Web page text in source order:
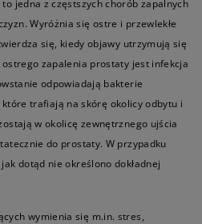
jedna z częstszych chorób zapalnych
Wyróżnia się ostre i przewlekłe
się, kiedy objawy utrzymują się
zapalenia prostaty jest infekcja
odpowiadają bakterie
trafiają na skórę okolicy odbytu i
w okolicę zewnętrznego ujścia
do prostaty. W przypadku
dotąd nie określono dokładnej
wymienia się m.in. stres,